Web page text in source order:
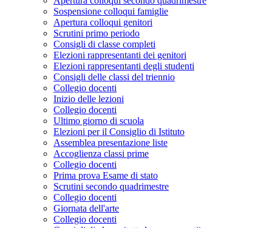
Sospensione colloqui famiglie
Apertura colloqui genitori
Scrutini primo periodo
Consigli di classe completi
Elezioni rappresentanti dei genitori
Elezioni rappresentanti degli studenti
Consigli delle classi del triennio
Collegio docenti
Inizio delle lezioni
Collegio docenti
Ultimo giorno di scuola
Elezioni per il Consiglio di Istituto
Assemblea presentazione liste
Accoglienza classi prime
Collegio docenti
Prima prova Esame di stato
Scrutini secondo quadrimestre
Collegio docenti
Giornata dell'arte
Collegio docenti